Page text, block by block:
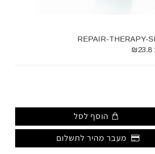
REPAIR-THERAPY-
₪23.8
הוסף לסל
מעבר מהיר לתשלום